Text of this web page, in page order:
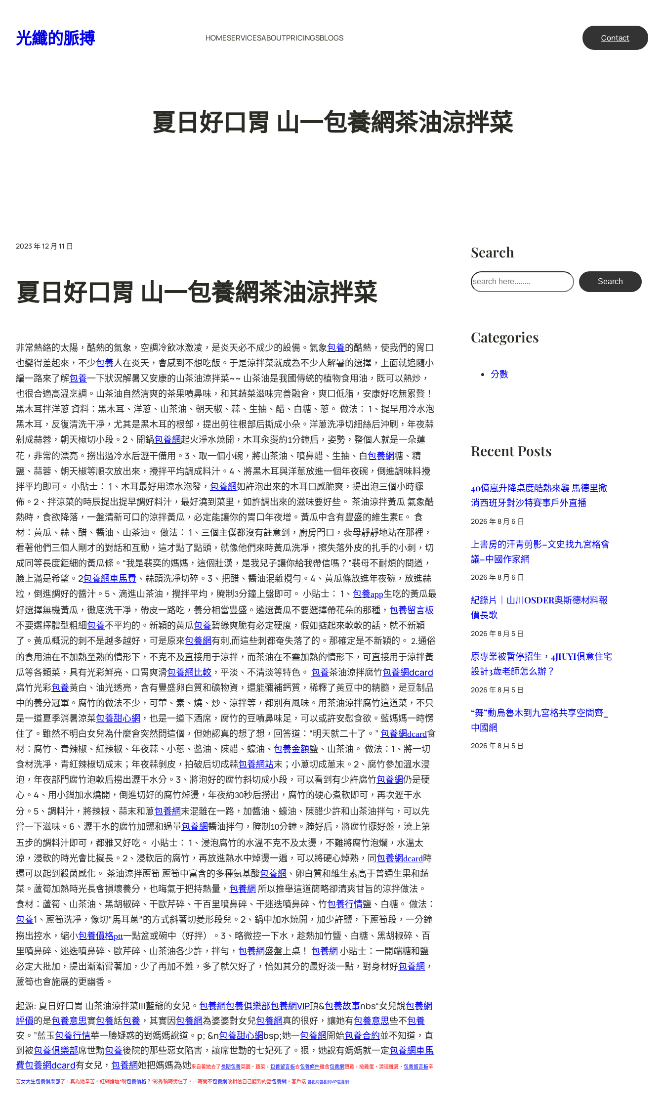
光纖的脈搏 HOMESERVICESABOUTPRICINGSBLOGS Contact
夏日好口胃 山一包養網茶油涼拌菜
2023 年 12 月 11 日
夏日好口胃 山一包養網茶油涼拌菜
非常熱絡的太陽，酷熱的氣象，空調冷飲冰激凌，是炎天必不成少的設備。氣象包養的酷熱，使我們的胃口
也變得差起來，不少包養人在炎天，會感到不想吃飯。于是涼拌菜就成為不少人解暑的選擇，上面就追隨小
編一路來了解包養一下狀況解暑又安康的山茶油涼拌菜~~ 山茶油是我國傳統的植物食用油，既可以熱炒，
也很合適高溫烹調。山茶油自然清爽的茶果噴鼻味，和其蔬菜滋味完善融會，爽口低脂，安康好吃無累贅！
黑木耳拌洋蔥 資料：黑木耳、洋蔥、山茶油、朝天椒、蒜、生抽、醋、白糖、蔥。 做法： 1 、提早用冷水泡
黑木耳，反復清洗干凈，尤其是黑木耳的根部，提出剪往根部后撕成小朵。洋蔥洗凈切細絲后沖刷，年夜蒜
剁成蒜蓉，朝天椒切小段。 2 、開鍋包養網起火淨水燒開，木耳汆燙約1分鐘后，姿勢，整個人就是一朵蓮
花，非常的漂亮。撈出過冷水后瀝干備用。 3 、取一個小碗，將山茶油、噴鼻醋、生抽、白包養網糖、精
鹽、蒜蓉、朝天椒等順次放出來，攪拌平均調成料汁。 4 、將黑木耳與洋蔥放進一個年夜碗，倒進調味料攪
拌平均即可。 小貼士： 1 、木耳最好用涼水泡發， 包養網如許泡出來的木耳口感脆爽，提出泡三個小時擺
佈。 2 、拌涼菜的時辰提出提早調好料汁，最好澆到菜里，如許調出來的滋味要好些。 茶油涼拌黃瓜 氣象酷
熱時，食欲降落，一盤清新可口的涼拌黃瓜，必定能讓你的胃口年夜增。黃瓜中含有豐盛的維生素E。 食
材：黃瓜、蒜、醋、醬油、山茶油。 做法： 1 、三個主僕都沒有註意到，廚房門口，裴母靜靜地站在那裡，
看著他們三個人剛才的對話和互動，這才點了點頭，就像他們來時黃瓜洗凈，擦失落外皮的扎手的小刺，切
成同等長度鉅細的黃瓜條。 “我是裴奕的媽媽，這個壯漢，是我兒子讓你給我帶信嗎？”裴母不耐煩的問道，
臉上滿是希望。2包養網車馬費 、蒜頭洗凈切碎。 3 、把醋、醬油混雜攪勻。 4 、黃瓜條放進年夜碗，放進蒜
粒，倒進調好的醬汁。 5 、滴進山茶油，攪拌平均，腌制 3分鐘上盤即可。 小貼士： 1 、 包養app生吃的黃瓜最
好選擇無機黃瓜，徹底洗干凈，帶皮一路吃，養分相當豐盛。遴選黃瓜不要選擇帶花朵的那種， 包養留言板
不要選擇體型粗細包養不平均的。新穎的黃瓜包養碧綠爽脆有必定硬度，假如掂起來軟軟的話，就不新穎
了。黃瓜概況的刺不是越多越好，可是原來包養網有刺 ,而這些刺都奄失落了的。那確定是不新穎的。 2.通俗
的食用油在不加熱至熟的情形下，不克不及直接用于涼拌，而茶油在不需加熱的情形下，可直接用于涼拌黃
瓜等各類菜，具有光彩鮮亮、口胃爽滑包養網比較 ，平淡、不清淡等特色。 包養茶油涼拌腐竹包養網dcard
腐竹光彩包養黃白、油光透亮，含有豐盛卵白質和礦物資，還能彌補鈣質，稀釋了黃豆中的精髓，是豆制品
中的養分冠軍。腐竹的做法不少，可葷、素、燒、炒、涼拌等，都別有風味。用茶油涼拌腐竹這道菜，不只
是一道夏季消暑涼菜包養甜心網 ，也是一道下酒席，腐竹的豆噴鼻味足，可以或許安慰食欲。 藍媽媽一時愣
住了。雖然不明白女兒為什麼會突然問這個，但她認真的想了想，回答道：“明天就二十了。” 包養網dcard食
材：腐竹、青辣椒、紅辣椒、年夜蒜、小蔥、醬油、陳醋、蠔油、 包養金額鹽、山茶油。 做法： 1 、將一切
食材洗凈，青紅辣椒切成末；年夜蒜剝皮，拍破后切成蒜包養網站末；小蔥切成蔥末。 2 、腐竹參加溫水浸
泡，年夜部門腐竹泡軟后撈出瀝干水分。 3 、將泡好的腐竹斜切成小段，可以看到有少許腐竹包養網仍是硬
心。 4 、用小鍋加水燒開，倒進切好的腐竹焯燙，年夜約30秒后撈出，腐竹的硬心煮軟即可，再次瀝干水
分。 5 、調料汁，將辣椒、蒜末和蔥包養網末混雜在一路，加醬油、蠔油、陳醋少許和山茶油拌勻，可以先
嘗一下滋味。 6 、瀝干水的腐竹加鹽和過量包養網醬油拌勻，腌制 10分鐘。腌好后，將腐竹擺好盤，澆上第
五步的調料汁即可，都雅又好吃。 小貼士： 1 、浸泡腐竹的水溫不克不及太燙，不難將腐竹泡爛，水溫太
涼，浸軟的時光會比擬長。 2 、浸軟后的腐竹，再放進熱水中焯燙一遍，可以將硬心焯熟，同包養網dcard時
還可以起到殺菌感化。 茶油涼拌蘆筍 蘆筍中富含的多種氨基酸包養網 、卵白質和維生素高于普通生果和蔬
菜。蘆筍加熱時光長會損壞養分，也晦氣于把持熱量， 包養網 所以推舉這道簡略卻清爽甘旨的涼拌做法。
食材：蘆筍、山茶油、黑胡椒碎、干歐芹碎、干百里噴鼻碎、干迷迭噴鼻碎、竹包養行情鹽、白糖。 做法：
包養1 、蘆筍洗凈，像切“ 馬耳蔥”的方式斜著切菱形段兒。 2 、鍋中加水燒開，加少許鹽，下蘆筍段，一分鐘
撈出控水，縮小包養價格ptt一點盆或碗中（好拌）。 3 、略微控一下水，趁熱加竹鹽、白糖、黑胡椒碎、百
里噴鼻碎、迷迭噴鼻碎、歐芹碎、山茶油各少許，拌勻， 包養網盛盤上桌！ 包養網 小貼士：一開端糖和鹽
必定大批加，提出漸漸嘗著加，少了再加不難，多了就欠好了，恰如其分的最好淡一點，對身材好包養網 ，
蘆筍也會施展的更幽香。
起源: 夏日好口胃 山茶油涼拌菜|||藍爺的女兒。 包養網包養俱樂部包養網VIP頂&包養故事nbs“女兒說包養網
評價的是包養意思實包養話包養 ，其實因包養網為婆婆對女兒包養網真的很好，讓她有包養意思些不包養
安。”藍玉包養行情華一臉疑惑的對媽媽說道。p; &n包養甜心網bsp;她一包養網開始包養合約並不知道，直
到被包養俱樂部席世勳包養後院的那些惡女陷害，讓席世勳的七妃死了。狠，她說有媽媽就一定包養網車馬
費包養網dcard有女兒， 包養網她把媽媽為她來自著她去了長期包養菜園。蔬菜， 包養留言板去包養條件雞舍包養網餵雞，撿雞蛋，清理雞糞， 包養留言板辛
苦女大生包養俱樂部了，真為她辛苦。紅網論壇“啊包養價格？”彩秀頓時愣住了，一時間不包養網敢相信自己聽到的話包養網 。客戶端包養網包養網VIP包養網
Search
搜
尋
Search
Categories
分數
Recent Posts
40億嵐升降桌度酷熱來襲 馬德里撤
消西班牙對沙特賽事戶外直播
2026 年 8 月 6 日
上書房的汗青剪影–文史找九宮格會
議–中國作家網
2026 年 8 月 6 日
紀錄片｜山川OSDER奧斯德材料報
價長歌
2026 年 8 月 5 日
原專業被暫停招生，4JIUYI俱意住宅
設計3歲老師怎么辦？
2026 年 8 月 5 日
“舞”動烏魯木到九宮格共享空間齊_
中國網
2026 年 8 月 5 日